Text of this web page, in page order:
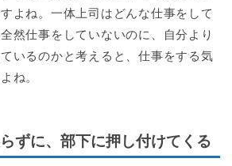
よね。一体上司はどんな仕事をして
然仕事をしていないのに、自分より
いるのかと考えると、仕事をする気
ね。
ずに、部下に押し付けてくる